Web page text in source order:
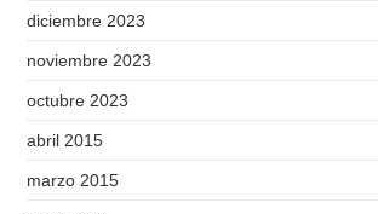
diciembre 2023
noviembre 2023
octubre 2023
abril 2015
marzo 2015